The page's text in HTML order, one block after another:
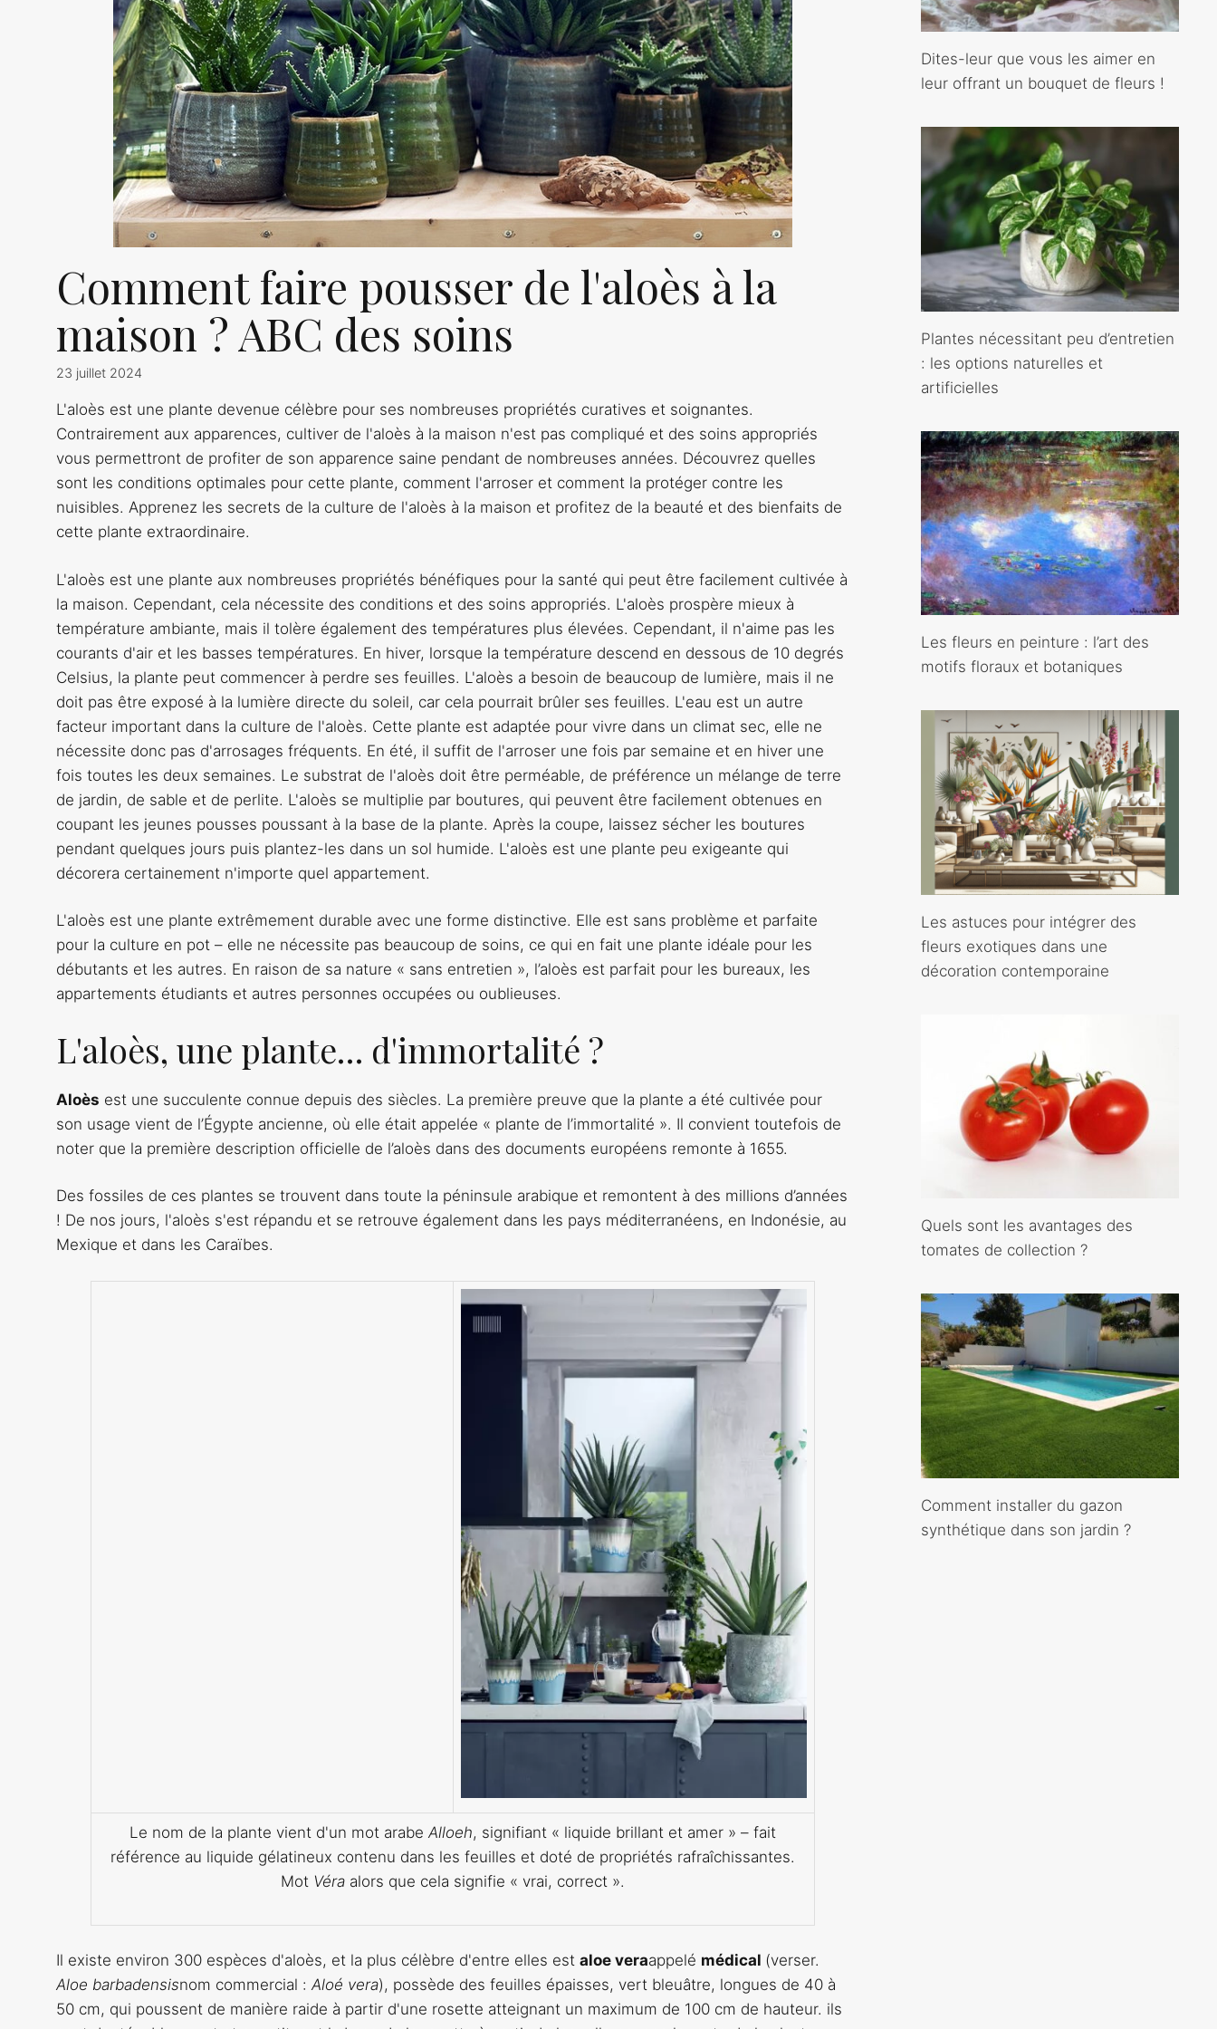
Comment faire pousser de l'aloès à la
maison ? ABC des soins
23 juillet 2024
L'aloès est une plante devenue célèbre pour ses nombreuses propriétés curatives et soignantes.
Contrairement aux apparences, cultiver de l'aloès à la maison n'est pas compliqué et des soins appropriés
vous permettront de profiter de son apparence saine pendant de nombreuses années. Découvrez quelles
sont les conditions optimales pour cette plante, comment l'arroser et comment la protéger contre les
nuisibles. Apprenez les secrets de la culture de l'aloès à la maison et profitez de la beauté et des bienfaits de
cette plante extraordinaire.
L'aloès est une plante aux nombreuses propriétés bénéfiques pour la santé qui peut être facilement cultivée à
la maison. Cependant, cela nécessite des conditions et des soins appropriés. L'aloès prospère mieux à
température ambiante, mais il tolère également des températures plus élevées. Cependant, il n'aime pas les
courants d'air et les basses températures. En hiver, lorsque la température descend en dessous de 10 degrés
Celsius, la plante peut commencer à perdre ses feuilles. L'aloès a besoin de beaucoup de lumière, mais il ne
doit pas être exposé à la lumière directe du soleil, car cela pourrait brûler ses feuilles. L'eau est un autre
facteur important dans la culture de l'aloès. Cette plante est adaptée pour vivre dans un climat sec, elle ne
nécessite donc pas d'arrosages fréquents. En été, il suffit de l'arroser une fois par semaine et en hiver une
fois toutes les deux semaines. Le substrat de l'aloès doit être perméable, de préférence un mélange de terre
de jardin, de sable et de perlite. L'aloès se multiplie par boutures, qui peuvent être facilement obtenues en
coupant les jeunes pousses poussant à la base de la plante. Après la coupe, laissez sécher les boutures
pendant quelques jours puis plantez-les dans un sol humide. L'aloès est une plante peu exigeante qui
décorera certainement n'importe quel appartement.
L'aloès est une plante extrêmement durable avec une forme distinctive. Elle est sans problème et parfaite
pour la culture en pot – elle ne nécessite pas beaucoup de soins, ce qui en fait une plante idéale pour les
débutants et les autres. En raison de sa nature « sans entretien », l’aloès est parfait pour les bureaux, les
appartements étudiants et autres personnes occupées ou oublieuses.
L'aloès, une plante… d'immortalité ?
Aloès est une succulente connue depuis des siècles. La première preuve que la plante a été cultivée pour
son usage vient de l’Égypte ancienne, où elle était appelée « plante de l’immortalité ». Il convient toutefois de
noter que la première description officielle de l’aloès dans des documents européens remonte à 1655.
Des fossiles de ces plantes se trouvent dans toute la péninsule arabique et remontent à des millions d’années
! De nos jours, l'aloès s'est répandu et se retrouve également dans les pays méditerranéens, en Indonésie, au
Mexique et dans les Caraïbes.
Le nom de la plante vient d'un mot arabe Alloeh, signifiant « liquide brillant et amer » – fait
référence au liquide gélatineux contenu dans les feuilles et doté de propriétés rafraîchissantes.
Mot Véraalors que cela signifie « vrai, correct ».
Il existe environ 300 espèces d'aloès, et la plus célèbre d'entre elles est aloe veraappelé médical (verser.
Aloe barbadensisnom commercial : Aloé vera), possède des feuilles épaisses, vert bleuâtre, longues de 40 à
50 cm, qui poussent de manière raide à partir d'une rosette atteignant un maximum de 100 cm de hauteur. ils
Dites-leur que vous les aimer en
leur offrant un bouquet de fleurs !
Plantes nécessitant peu d’entretien
: les options naturelles et
artificielles
Les fleurs en peinture : l’art des
motifs floraux et botaniques
Les astuces pour intégrer des
fleurs exotiques dans une
décoration contemporaine
Quels sont les avantages des
tomates de collection ?
Comment installer du gazon
synthétique dans son jardin ?